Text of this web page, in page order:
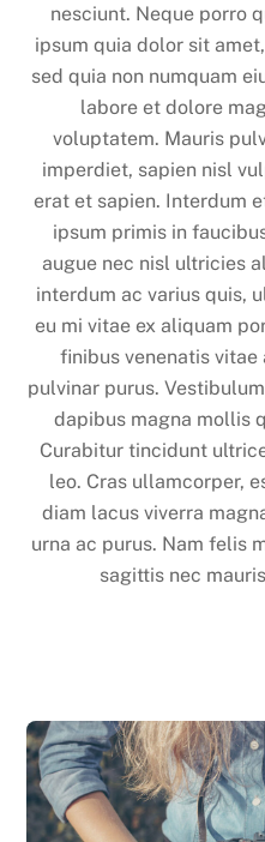
nesciunt. Neque porro
ipsum quia dolor sit
sed quia non numquam
labore et dolore
voluptatem. Mauris
imperdiet, sapien nisl
erat et sapien. Interdum
ipsum primis in
augue nec nisl ultricies
interdum ac varius quis,
eu mi vitae ex aliquam
finibus venenatis vitae
pulvinar purus.
dapibus magna mollis
Curabitur tincidunt
leo. Cras ullamcorper,
diam lacus viverra
urna ac purus. Nam felis
sagittis nec